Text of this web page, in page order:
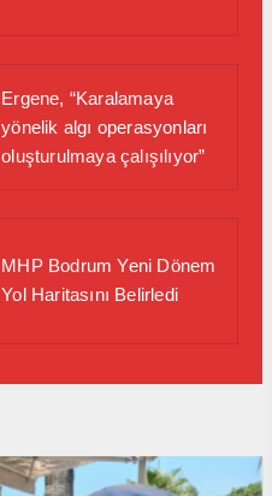
Ergene, “Karalamaya
yönelik algı operasyonları
oluşturulmaya çalışılıyor”
MHP Bodrum Yeni Dönem
Yol Haritasını Belirledi